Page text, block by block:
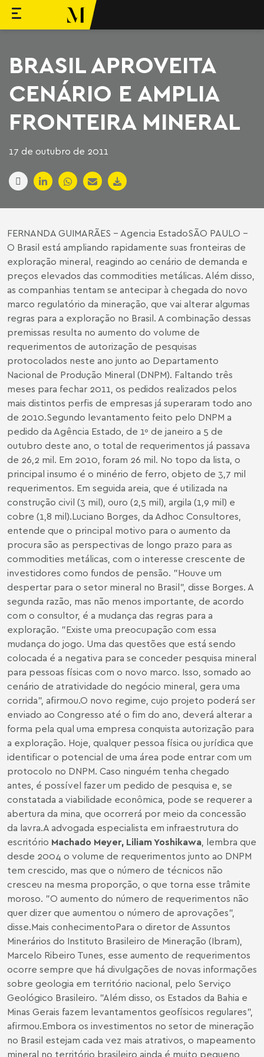
o conteúdo
Machado Meyer
BRASIL APROVEITA
CENÁRIO E AMPLIA
FRONTEIRA MINERAL
17 de outubro de 2011
FERNANDA GUIMARÃES - Agencia EstadoSÃO PAULO -
O Brasil está ampliando rapidamente suas fronteiras de
exploração mineral, reagindo ao cenário de demanda e
preços elevados das commodities metálicas. Além disso,
as companhias tentam se antecipar à chegada do novo
marco regulatório da mineração, que vai alterar algumas
regras para a exploração no Brasil. A combinação dessas
premissas resulta no aumento do volume de
requerimentos de autorização de pesquisas
protocolados neste ano junto ao Departamento
Nacional de Produção Mineral (DNPM). Faltando três
meses para fechar 2011, os pedidos realizados pelos
mais distintos perfis de empresas já superaram todo ano
de 2010.Segundo levantamento feito pelo DNPM a
pedido da Agência Estado, de 1º de janeiro a 5 de
outubro deste ano, o total de requerimentos já passava
de 26,2 mil. Em 2010, foram 26 mil. No topo da lista, o
principal insumo é o minério de ferro, objeto de 3,7 mil
requerimentos. Em seguida areia, que é utilizada na
construção civil (3 mil), ouro (2,5 mil), argila (1,9 mil) e
cobre (1,8 mil).Luciano Borges, da Adhoc Consultores,
entende que o principal motivo para o aumento da
procura são as perspectivas de longo prazo para as
commodities metálicas, com o interesse crescente de
investidores como fundos de pensão. "Houve um
despertar para o setor mineral no Brasil", disse Borges. A
segunda razão, mas não menos importante, de acordo
com o consultor, é a mudança das regras para a
exploração. "Existe uma preocupação com essa
mudança do jogo. Uma das questões que está sendo
colocada é a negativa para se conceder pesquisa mineral
para pessoas físicas com o novo marco. Isso, somado ao
cenário de atratividade do negócio mineral, gera uma
corrida", afirmou.O novo regime, cujo projeto poderá ser
enviado ao Congresso até o fim do ano, deverá alterar a
forma pela qual uma empresa conquista autorização para
a exploração. Hoje, qualquer pessoa física ou jurídica que
identificar o potencial de uma área pode entrar com um
protocolo no DNPM. Caso ninguém tenha chegado
antes, é possível fazer um pedido de pesquisa e, se
constatada a viabilidade econômica, pode se requerer a
abertura da mina, que ocorrerá por meio da concessão
da lavra.A advogada especialista em infraestrutura do
escritório Machado Meyer, Liliam Yoshikawa, lembra que
desde 2004 o volume de requerimentos junto ao DNPM
tem crescido, mas que o número de técnicos não
cresceu na mesma proporção, o que torna esse trâmite
moroso. "O aumento do número de requerimentos não
quer dizer que aumentou o número de aprovações",
disse.Mais conhecimentoPara o diretor de Assuntos
Minerários do Instituto Brasileiro de Mineração (Ibram),
Marcelo Ribeiro Tunes, esse aumento de requerimentos
ocorre sempre que há divulgações de novas informações
sobre geologia em território nacional, pelo Serviço
Geológico Brasileiro. "Além disso, os Estados da Bahia e
Minas Gerais fazem levantamentos geofísicos regulares",
afirmou.Embora os investimentos no setor de mineração
no Brasil estejam cada vez mais atrativos, o mapeamento
mineral no território brasileiro ainda é muito pequeno